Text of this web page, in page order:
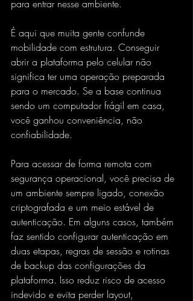
para entrar nesse ambiente.
É aqui que muita gente confunde
mobilidade com estrutura. Conseguir
abrir a plataforma pelo celular não
significa ter uma operação preparada
para o mercado. Se a base continua
sendo um computador frágil em casa,
você ganhou conveniência, não
confiabilidade.
Para acessar de forma remota com
segurança operacional, você precisa de
um ambiente sempre ligado, conexão
criptografada e um meio estável de
autenticação. Em alguns casos, também
faz sentido configurar autenticação em
duas etapas, regras de sessão e rotinas
de backup das configurações da
plataforma. Isso reduz risco de acesso
indevido e evita perder layout,